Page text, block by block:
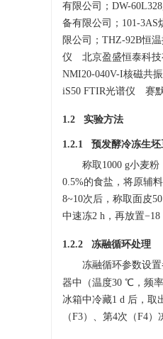
有限公司；DW-
备有限公司；101-
限公司；THZ-92B恒
仪 北京盈盛恒泰科技
NMI20-040V-I核磁共
iS50 FTIR光谱仪 赛
1.2 实验方法
1.2.1 预发酵冷冻生坯
称取1000 g小麦
0.5%的食盐，将原辅
8~10次后，称取面皮
中速冻2 h，再放置−18
1.2.2 冻融循环处理
冻融循环参数设
器中（温度30 ℃，频
冰箱中冷藏1 d 后，取
（F3）、第4次（F4